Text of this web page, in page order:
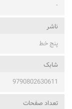
-
ناشر
پنج خط
شابک
9790802630611
تعداد صفحات